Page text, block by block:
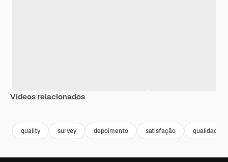
Vídeos relacionados
quality survey depoimento satisfação qualidade